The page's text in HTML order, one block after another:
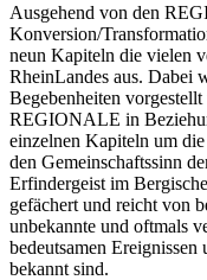
Ausgehend von den
Konversion/
neun Kapiteln die vielen
RheinLandes aus. Dabei
Begebenheiten
REGIONALE in
einzelnen Kapiteln um
den Gemeinschaftssinn
Erfindergeist im
gefächert und reicht von
unbekannte und oftmals
bedeutsamen Ereignissen
bekannt sind.